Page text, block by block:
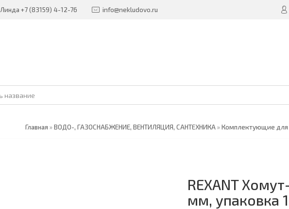
Линда +7 (83159) 4-12-76 info@nekludovo.ru
Главная »ВОДО-, ГАЗОСНАБЖЕНИЕ, ВЕНТИЛЯЦИЯ, САНТЕХНИКА»Комплектующие для
REXANT
мм, упаковка